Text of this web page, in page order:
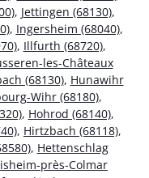
, Jettingen (68130),
, Ingersheim (68040),
, Illfurth (68720),
les-Châteaux
(68130), Hunawihr
Wihr (68180),
, Hohrod (68140),
, Hirtzbach (68118),
, Hettenschlag
près-Colmar